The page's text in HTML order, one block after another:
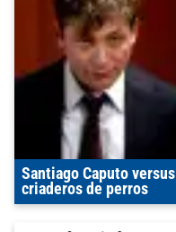
Santiago Caputo
criaderos de perros